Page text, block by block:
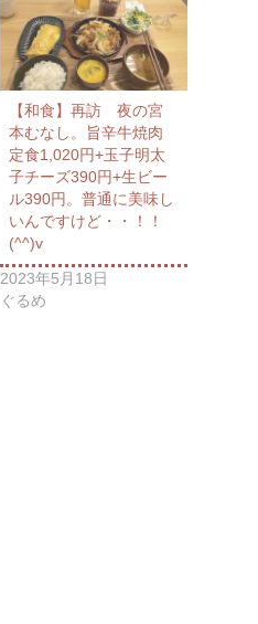
【和食】再訪 夜の宮
本むなし。旨辛牛焼肉
定食1,020円+玉子明太
子チーズ390円+生ビー
ル390円。普通に美味し
いんですけど・・！！
(^^)v
2023年5月18日
ぐるめ